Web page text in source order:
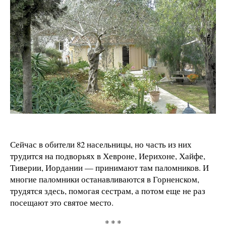
Сейчас в обители 82 насельницы, но часть из них
трудится на подворьях в Хевроне, Иерихоне, Хайфе,
Тиверии, Иордании — принимают там паломников. И
многие паломники останавливаются в Горненском,
трудятся здесь, помогая сестрам, а потом еще не раз
посещают это святое место.
* * *